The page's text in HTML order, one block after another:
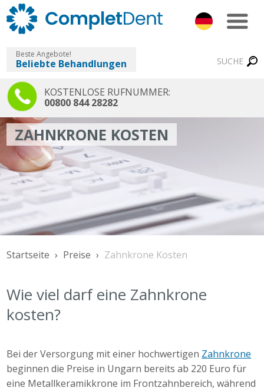
Beste Angebote!
Beliebte Behandlungen SUCHE
KOSTENLOSE RUFNUMMER:
00800 844 28282
ZAHNKRONE KOSTEN
Startseite Preise Zahnkrone Kosten
Wie viel darf eine Zahnkrone
kosten?
Bei der Versorgung mit einer hochwertigen Zahnkrone
beginnen die Preise in Ungarn bereits ab 220 Euro für
eine Metallkeramikkrone im Frontzahnbereich, während